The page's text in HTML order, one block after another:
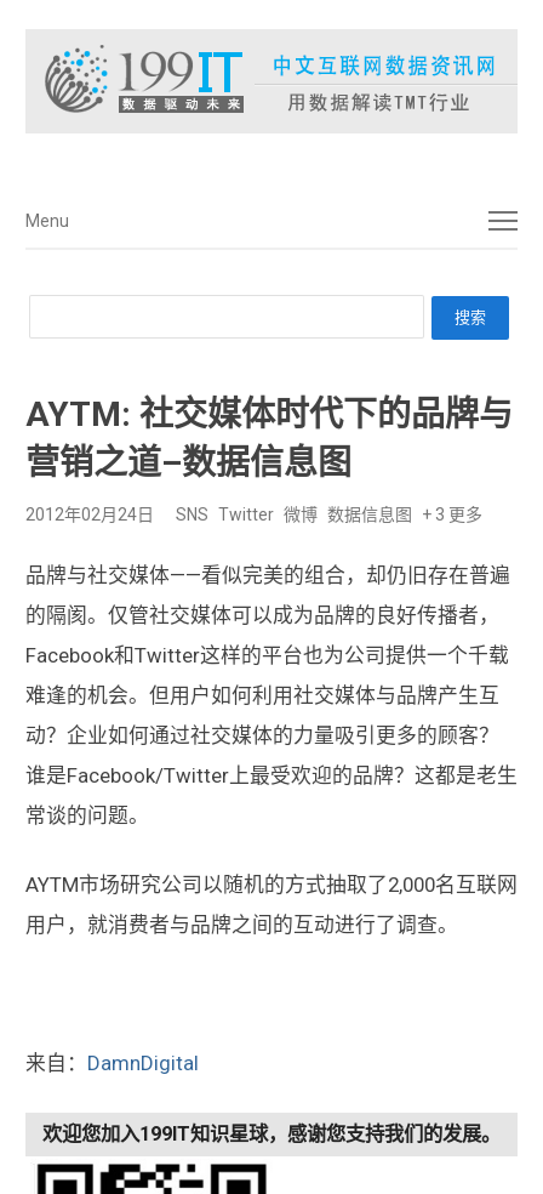
菜单
Menu
AYTM: 社交媒体时代下的品牌与
营销之道–数据信息图
2012年02月24日 SNS Twitter 微博 数据信息图 + 3 更多
品牌与社交媒体——看似完美的组合，却仍旧存在普遍
的隔阂。仅管社交媒体可以成为品牌的良好传播者，
Facebook和Twitter这样的平台也为公司提供一个千载
难逢的机会。但用户如何利用社交媒体与品牌产生互
动？企业如何通过社交媒体的力量吸引更多的顾客？
谁是Facebook/Twitter上最受欢迎的品牌？这都是老生
常谈的问题。
AYTM市场研究公司以随机的方式抽取了2,000名互联网
用户，就消费者与品牌之间的互动进行了调查。
来自： DamnDigital
欢迎您加入199IT知识星球，感谢您支持我们的发展。